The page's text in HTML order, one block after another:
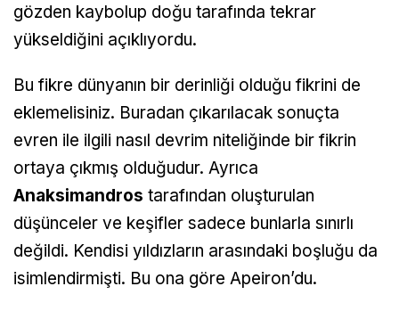
gözden kaybolup doğu tarafında tekrar
yükseldiğini açıklıyordu.
Bu fikre dünyanın bir derinliği olduğu fikrini de
eklemelisiniz. Buradan çıkarılacak sonuçta
evren ile ilgili nasıl devrim niteliğinde bir fikrin
ortaya çıkmış olduğudur. Ayrıca
Anaksimandros tarafından oluşturulan
düşünceler ve keşifler sadece bunlarla sınırlı
değildi. Kendisi yıldızların arasındaki boşluğu da
isimlendirmişti. Bu ona göre Apeiron’du.